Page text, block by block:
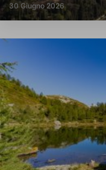
30 Giugno 2026